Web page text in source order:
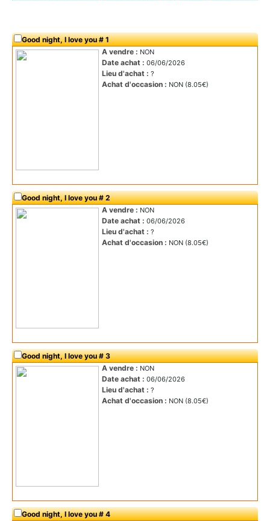
Good night, I love you # 1
A vendre : NON
Date achat : 06/06/2026
Lieu d'achat : ?
Achat d'occasion : NON (8.05€)
Good night, I love you # 2
A vendre : NON
Date achat : 06/06/2026
Lieu d'achat : ?
Achat d'occasion : NON (8.05€)
Good night, I love you # 3
A vendre : NON
Date achat : 06/06/2026
Lieu d'achat : ?
Achat d'occasion : NON (8.05€)
Good night, I love you # 4